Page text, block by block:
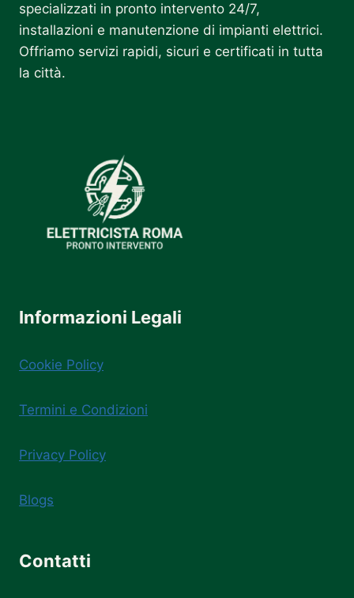
specializzati in pronto intervento 24/7,
installazioni e manutenzione di impianti elettrici.
Offriamo servizi rapidi, sicuri e certificati in tutta
la città.
Informazioni Legali
Cookie Policy
Termini e Condizioni
Privacy Policy
Blogs
Contatti